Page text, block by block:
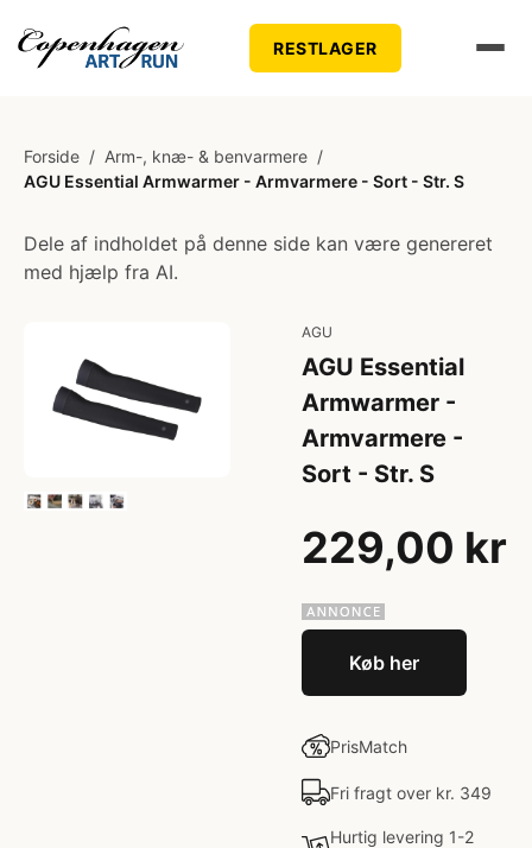
RESTLAGER
Forside / Arm-, knæ- & benvarmere /
AGU Essential Armwarmer - Armvarmere - Sort - Str. S
Dele af indholdet på denne side kan være genereret
med hjælp fra AI.
AGU
AGU Essential
Armwarmer -
Armvarmere -
Sort - Str. S
229,00 kr
Køb her
PrisMatch
Fri fragt over kr. 349
Hurtig levering 1-2